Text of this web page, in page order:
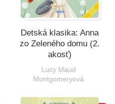
Detská klasika: Anna
zo Zeleného domu (2.
akosť)
Lucy Maud
Montgomeryová